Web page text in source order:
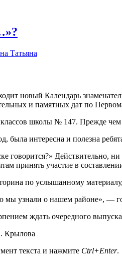
Татьяна
новый Календарь
и памятных дат по
школы № 147. Прежде
была интересна и полезна
говорится?» Действительно,
принять участие в
по услышанному
мы узнали о нашем районе», —
ждать очередного
Крылова
текста и нажмите Ctrl+Enter.